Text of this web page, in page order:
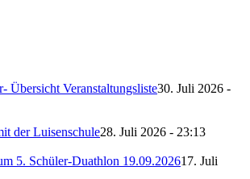
Übersicht Veranstaltungsliste30. Juli 2026 -
der Luisenschule28. Juli 2026 - 23:13
5. Schüler-Duathlon 19.09.202617. Juli